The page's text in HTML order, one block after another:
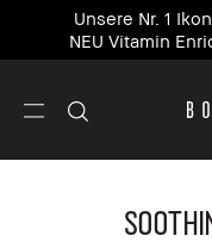
Unsere Nr. 1
NEU Vitamin